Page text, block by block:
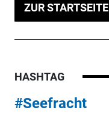
ZUR STARTSEITE
HASHTAG
#Seefracht